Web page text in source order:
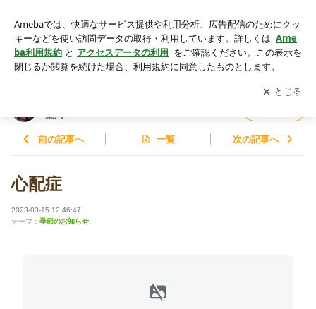
アプリをダウンロードして ブログの更新通知
を受け取りまし
ょう。
開く
薬局〜
前の記事へ 一覧 次の記事へ
心配症
2023-03-15 12:46:47
テーマ： 季節のお知らせ